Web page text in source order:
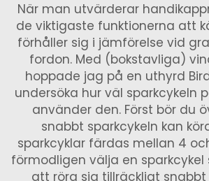
När man utvärderar
de viktigaste funktionerna att
förhåller sig i jämförelse vid
fordon. Med (bokstavliga)
hoppade jag på en uthyrd
undersöka hur väl sparkcykeln
använder den. Först bör du
snabbt sparkcykeln kan
sparkcyklar färdas mellan 4
förmodligen välja en sparkcykel
att röra sig tillräckligt